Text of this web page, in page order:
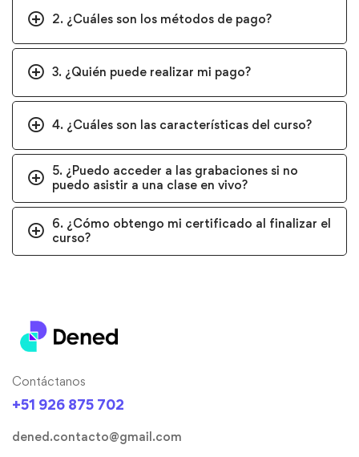
2. ¿Cuáles son los métodos de pago?
3. ¿Quién puede realizar mi pago?
4. ¿Cuáles son las características del curso?
5. ¿Puedo acceder a las grabaciones si no
puedo asistir a una clase en vivo?
6. ¿Cómo obtengo mi certificado al finalizar el
curso?
Contáctanos
+51 926 875 702
dened.contacto@gmail.com